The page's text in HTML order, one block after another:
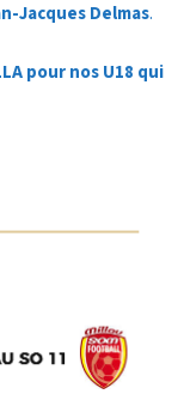
Jacques Delmas.
pour nos U18 qui